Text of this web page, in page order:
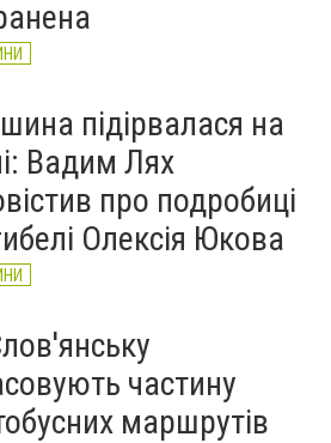
підірвалася на
Вадим Лях
про подробиці
Олексія Юкова
частину
маршрутів